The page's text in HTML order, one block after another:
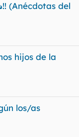
(Anécdotas del
hijos de la
los/as